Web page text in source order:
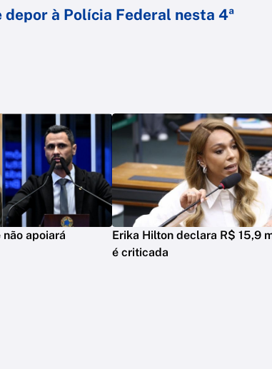
à Polícia Federal nesta 4ª
não apoiará
Erika Hilton declara R$ 15,9
é criticada